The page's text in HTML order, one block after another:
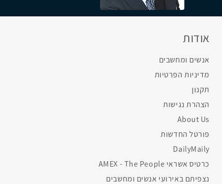
אודות
אנשים ומחשבים
מדיניות הפרטיות
תקנון
הצהרת נגישות
About Us
פורטל החדשות
DailyMaily
כרטיס אשראי AMEX - The People
נצפיתם באירועי אנשים ומחשבים